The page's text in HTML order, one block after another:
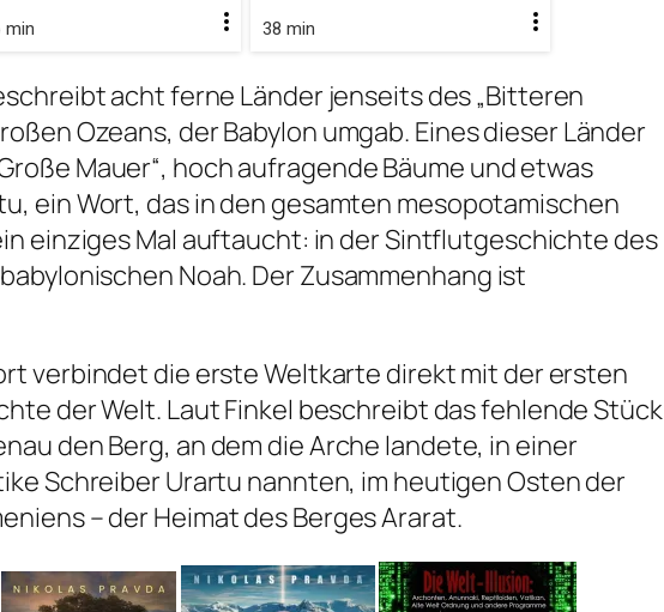
min 38 min
acht ferne Länder jenseits des „Bitteren
Ozeans, der Babylon umgab. Eines dieser Länder
Mauer“, hoch aufragende Bäume und etwas
ein Wort, das in den gesamten mesopotamischen
einziges Mal auftaucht: in der Sintflutgeschichte des
Noah. Der Zusammenhang ist
verbindet die erste Weltkarte direkt mit der ersten
der Welt. Laut Finkel beschreibt das fehlende Stück
den Berg, an dem die Arche landete, in einer
Schreiber Urartu nannten, im heutigen Osten der
– der Heimat des Berges Ararat.